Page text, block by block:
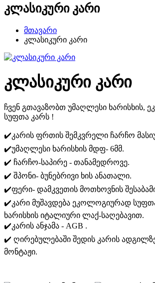
კლასიკური კარი
მთავარი
კლასიკური კარი
კლასიკური კარი
ჩვენ გთავაზობთ უმაღლესი ხარისხის,
სუფთა კარს !
✔️კარის ფრთის შემკვრელი ჩარჩო
✔️უმაღლესი ხარისხის მდფ- 6მმ.
✔️ ჩარჩო-საპირე - თანამედროვე.
✔️ შპონი- ბუნებრივი ხის ანათალი.
✔️ფერი- დამკვეთის მოთხოვნის
✔️კარი მუშავდება ეკოლოგიურად
ხარისხის იტალიური ლაქ-საღებავით.
✔️კარის ანჯამა - AGB .
✔️ ღირებულებაში შედის კარის
მონტაჟი.